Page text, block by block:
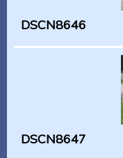
DSCN8646
DSCN8647